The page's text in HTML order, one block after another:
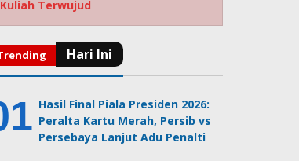
Kuliah Terwujud
Hasil Final Piala Presiden 2026:
Peralta Kartu Merah, Persib vs
Persebaya Lanjut Adu Penalti